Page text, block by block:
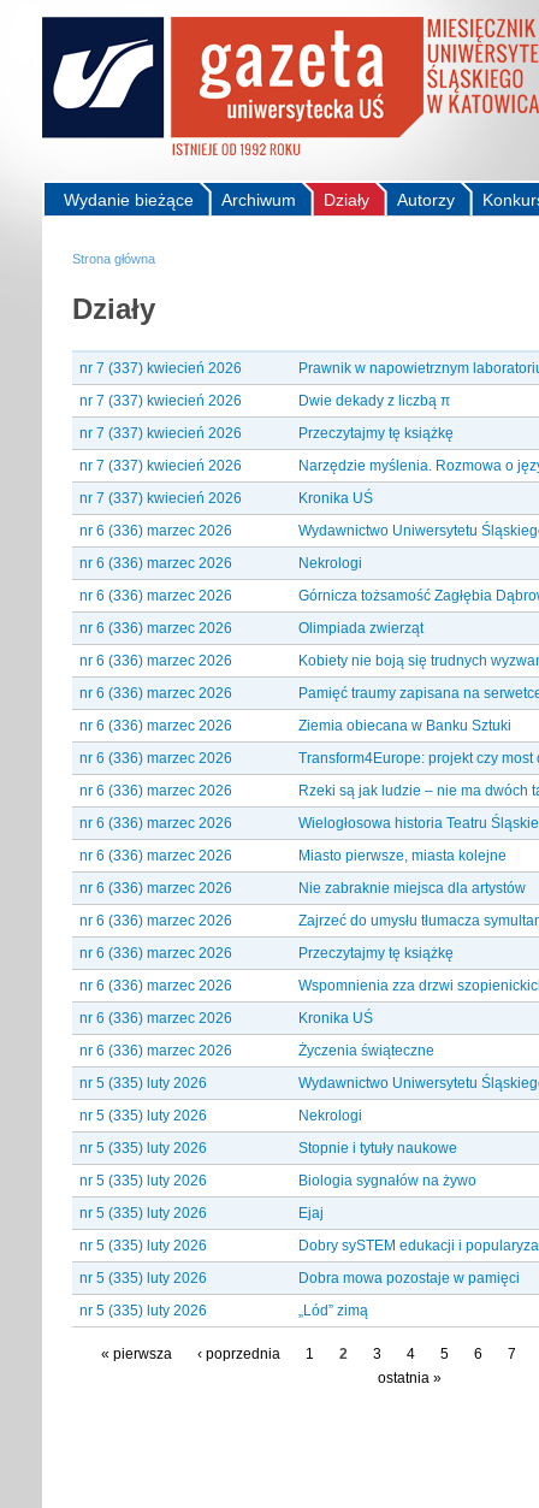
Autorzy
Działy
Archiwum
Wydanie bieżące
Strona główna
Działy
nr 7 (337) kwiecień 2026
Prawnik w napowietrznym
nr 7 (337) kwiecień 2026
Dwie dekady z liczbą π
nr 7 (337) kwiecień 2026
Przeczytajmy tę książkę
nr 7 (337) kwiecień 2026
Narzędzie myślenia. Rozmowa o
nr 7 (337) kwiecień 2026
Kronika UŚ
nr 6 (336) marzec 2026
Wydawnictwo Uniwersytetu
nr 6 (336) marzec 2026
Nekrologi
nr 6 (336) marzec 2026
Górnicza tożsamość Zagłębia
nr 6 (336) marzec 2026
Olimpiada zwierząt
nr 6 (336) marzec 2026
Kobiety nie boją się trudnych
nr 6 (336) marzec 2026
Pamięć traumy zapisana na
nr 6 (336) marzec 2026
Ziemia obiecana w Banku Sztuki
nr 6 (336) marzec 2026
Transform4Europe: projekt czy most
nr 6 (336) marzec 2026
Rzeki są jak ludzie – nie ma dwóch
nr 6 (336) marzec 2026
Wielogłosowa historia Teatru
nr 6 (336) marzec 2026
Miasto pierwsze, miasta kolejne
nr 6 (336) marzec 2026
Nie zabraknie miejsca dla artystów
nr 6 (336) marzec 2026
Zajrzeć do umysłu tłumacza
nr 6 (336) marzec 2026
Przeczytajmy tę książkę
nr 6 (336) marzec 2026
Wspomnienia zza drzwi
nr 6 (336) marzec 2026
Kronika UŚ
nr 6 (336) marzec 2026
Życzenia świąteczne
nr 5 (335) luty 2026
Wydawnictwo Uniwersytetu
nr 5 (335) luty 2026
Nekrologi
nr 5 (335) luty 2026
Stopnie i tytuły naukowe
nr 5 (335) luty 2026
Biologia sygnałów na żywo
nr 5 (335) luty 2026
Ejaj
nr 5 (335) luty 2026
Dobry sySTEM edukacji i
nr 5 (335) luty 2026
Dobra mowa pozostaje w pamięci
nr 5 (335) luty 2026
„Lód” zimą
« pierwsza ‹ poprzednia 1 2 3 4 5 6
7
ostatnia »